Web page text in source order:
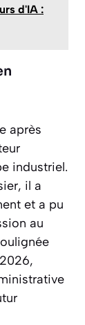
d'IA :
après
industriel.
il a
et a pu
au